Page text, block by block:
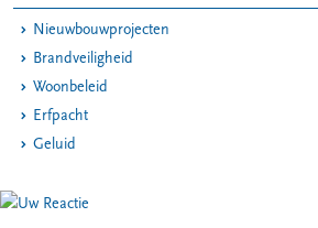
Nieuwbouwprojecten
Brandveiligheid
Woonbeleid
Erfpacht
Geluid